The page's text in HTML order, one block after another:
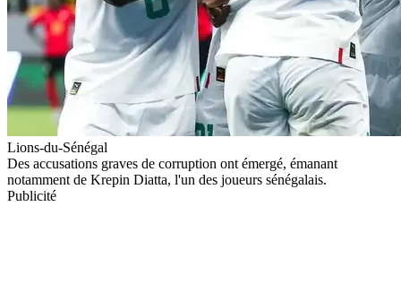
Lions-du-Sénégal
Des accusations graves de corruption ont émergé, émanant
notamment de Krepin Diatta, l'un des joueurs sénégalais.
Publicité